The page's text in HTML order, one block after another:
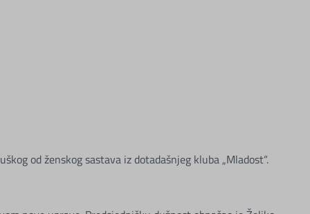
od ženskog sastava iz dotadašnjeg kluba „Mladost“.